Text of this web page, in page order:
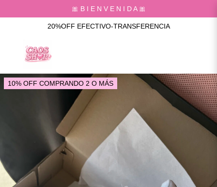
🎀 B I E N V E N I D A 🎀
20%OFF EFECTIVO-TRANSFERENCIA
10% OFF COMPRANDO 2 O MÁS